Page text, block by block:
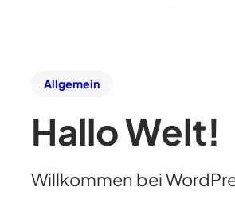
Allgemein
Hallo Welt!
Willkommen bei